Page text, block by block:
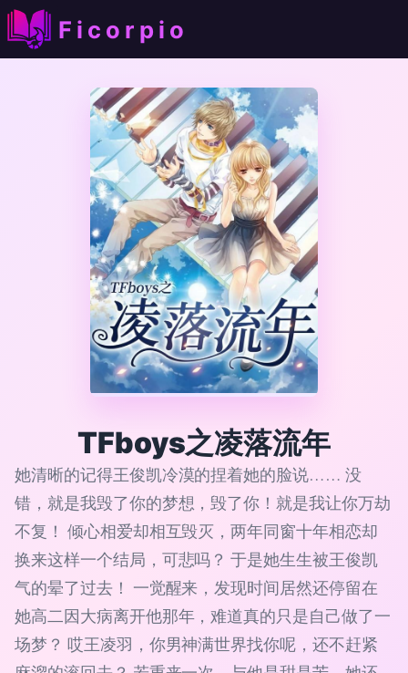
Ficorpio
TFboys之凌落流年
她清晰的记得王俊凯冷漠的捏着她的脸说…… 没
错，就是我毁了你的梦想，毁了你！就是我让你万劫
不复！ 倾心相爱却相互毁灭，两年同窗十年相恋却
换来这样一个结局，可悲吗？ 于是她生生被王俊凯
气的晕了过去！ 一觉醒来，发现时间居然还停留在
她高二因大病离开他那年，难道真的只是自己做了一
场梦？ 哎王凌羽，你男神满世界找你呢，还不赶紧